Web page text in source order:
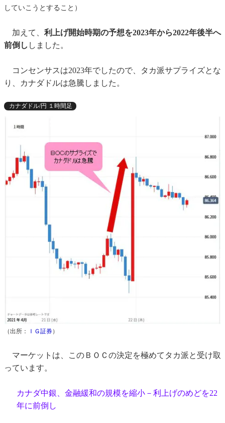
していこうとすること）
加えて、 利上げ開始時期の予想を2023年から2022年後半へ
前倒し しました。
コンセンサスは2023年でしたので、タカ派サプライズとな
り、カナダドルは急騰しました。
カナダドル/円 １時間足
（出所： ＩＧ証券）
マーケットは、このＢＯＣの決定を極めてタカ派と受け取
っています。
カナダ中銀、金融緩和の規模を縮小－利上げのめどを22
年に前倒し